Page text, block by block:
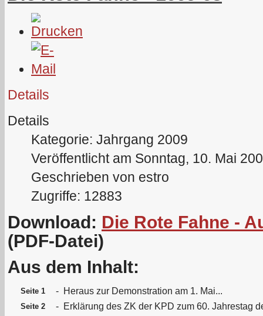
Details
Details
Kategorie: Jahrgang 2009
Veröffentlicht am Sonntag, 10. Mai
Geschrieben von estro
Zugriffe: 12883
Download: Die Rote Fahne -
(PDF-Datei)
Aus dem Inhalt:
Seite 1 - Heraus zur Demonstration am 1. Mai...
Seite 2 - Erklärung des ZK der KPD zum 60. Jahrestag